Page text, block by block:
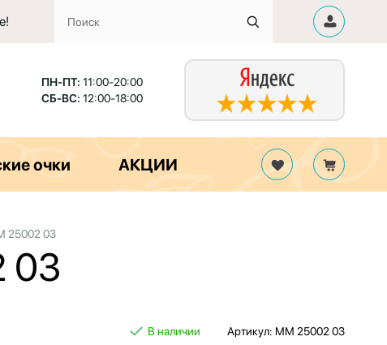
ПН-ПТ: 11:00-20:00
СБ-ВС: 12:00-18:00
очки АКЦИИ
25002 03
03
В наличии Артикул: MM 25002 03